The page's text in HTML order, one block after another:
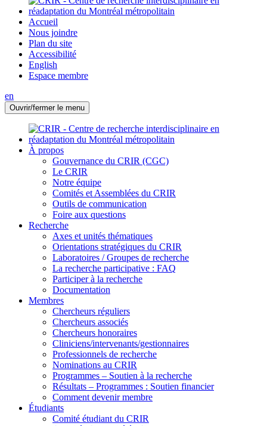
Accueil
Nous joindre
Plan du site
Accessibilité
English
Espace membre
en
Ouvrir/fermer le menu
À propos
Gouvernance du CRIR (CGC)
Le CRIR
Notre équipe
Comités et Assemblées du CRIR
Outils de communication
Foire aux questions
Recherche
Axes et unités thématiques
Orientations stratégiques du CRIR
Laboratoires / Groupes de recherche
La recherche participative : FAQ
Participer à la recherche
Documentation
Membres
Chercheurs réguliers
Chercheurs associés
Chercheurs honoraires
Cliniciens/intervenants/gestionnaires
Professionnels de recherche
Nominations au CRIR
Programmes – Soutien à la recherche
Résultats – Programmes : Soutien financier
Comment devenir membre
Étudiants
Comité étudiant du CRIR